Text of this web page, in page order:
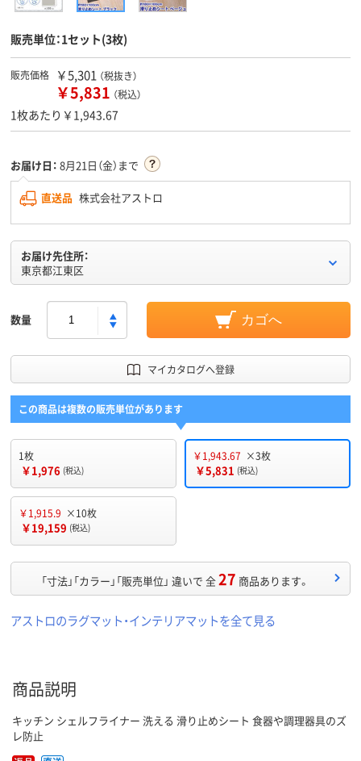
販売単位：1セット(3枚)
販売価格 ￥5,301 （税抜き）
￥5,831 （税込）
1枚あたり￥1,943.67
お届け日： 8月21日（金）まで
直送品 株式会社アストロ
お届け先住所：
東京都江東区
数量 カゴへ
マイカタログへ登録
この商品は複数の販売単位があります
1枚
￥1,976 (税込)
￥1,943.67 ×3枚
￥5,831 (税込)
￥1,915.9 ×10枚
￥19,159 (税込)
「寸法」「カラー」「販売単位」 違いで 全27 商品あります。
アストロのラグマット・インテリアマットを全て見る
商品説明
キッチン シェルフライナー 洗える 滑り止めシート 食器や調理器具のズ
レ防止